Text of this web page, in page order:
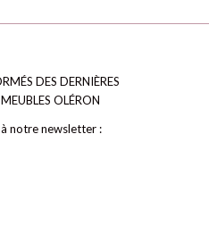
DES DERNIÈRES
MEUBLES OLÉRON
à notre newsletter :